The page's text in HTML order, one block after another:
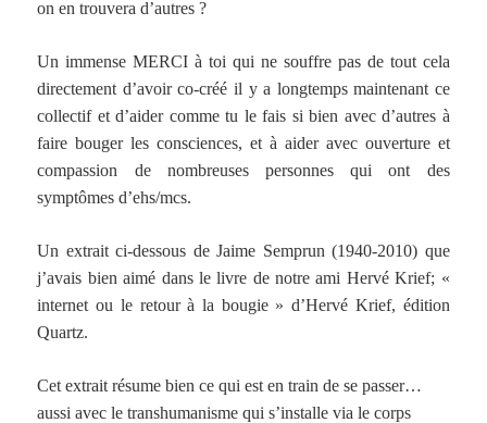
on en trouvera d’autres ?
Un immense MERCI à toi qui ne souffre pas de tout cela
directement d’avoir co-créé il y a longtemps maintenant ce
collectif et d’aider comme tu le fais si bien avec d’autres à
faire bouger les consciences, et à aider avec ouverture et
compassion de nombreuses personnes qui ont des
symptômes d’ehs/mcs.
Un extrait ci-dessous de Jaime Semprun (1940-2010) que
j’avais bien aimé dans le livre de notre ami Hervé Krief; «
internet ou le retour à la bougie » d’Hervé Krief, édition
Quartz.
Cet extrait résume bien ce qui est en train de se passer…
aussi avec le transhumanisme qui s’installe via le corps